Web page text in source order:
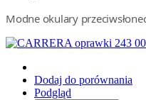
Modne okulary
Dodaj do porównania
Podgląd